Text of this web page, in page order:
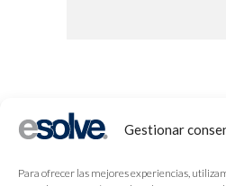
Gestionar
Para ofrecer las mejores experiencias,